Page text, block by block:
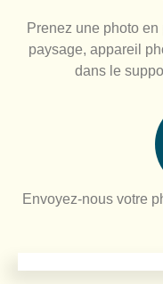
Prenez une photo
paysage, appareil
dans le
Envoyez-nous votre